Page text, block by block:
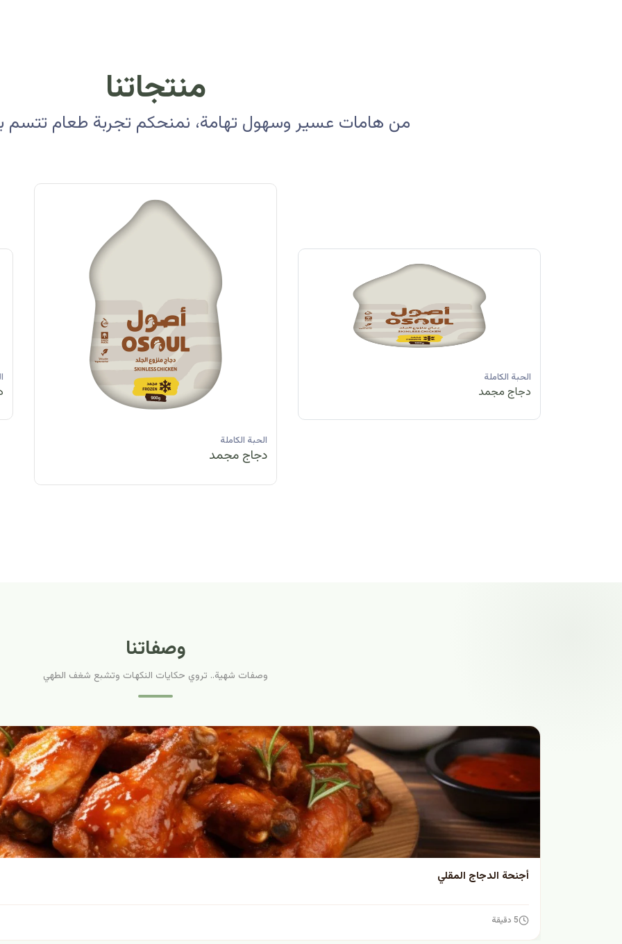
منتجاتنا
من هامات عسير وسهول تهامة، نمنحكم تجربة طعام تتسم
الحبة الكاملة
دجاج مجمد
الحبة الكاملة
دجاج مجمد
وصفاتنا
وصفات شهية.. تروي حكايات النكهات وتشبع شغف الطهي
أجنحة الدجاج المقلي
5 دقيقة